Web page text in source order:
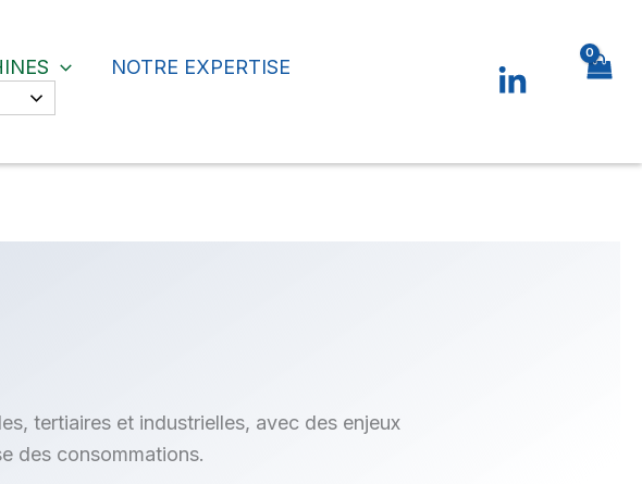
NOTRE EXPERTISE
tertiaires et industrielles, avec des enjeux
des consommations.